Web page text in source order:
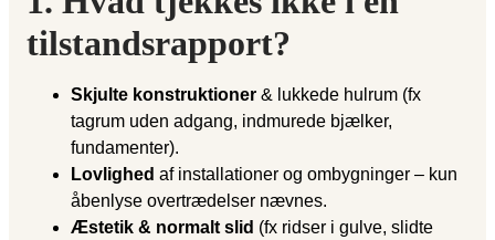
tilstandsrapport?
Skjulte konstruktioner & lukkede hulrum (fx
tagrum uden adgang, indmurede bjælker,
fundamenter).
Lovlighed af installationer og ombygninger – kun
åbenlyse overtrædelser nævnes.
Æstetik & normalt slid (fx ridser i gulve, slidte